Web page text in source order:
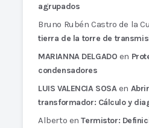
agrupados
Bruno Rubén Castro de la
tierra de la torre de
MARIANNA DELGADO en
condensadores
LUIS VALENCIA SOSAen
transformador: Cálculo y
Alberto enTermistor: